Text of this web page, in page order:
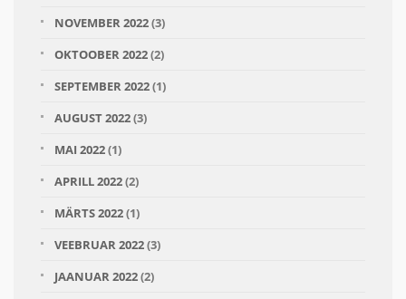
NOVEMBER 2022(3)
OKTOOBER 2022(2)
SEPTEMBER 2022(1)
AUGUST 2022(3)
MAI 2022(1)
APRILL 2022(2)
MÄRTS 2022(1)
VEEBRUAR 2022(3)
JAANUAR 2022(2)